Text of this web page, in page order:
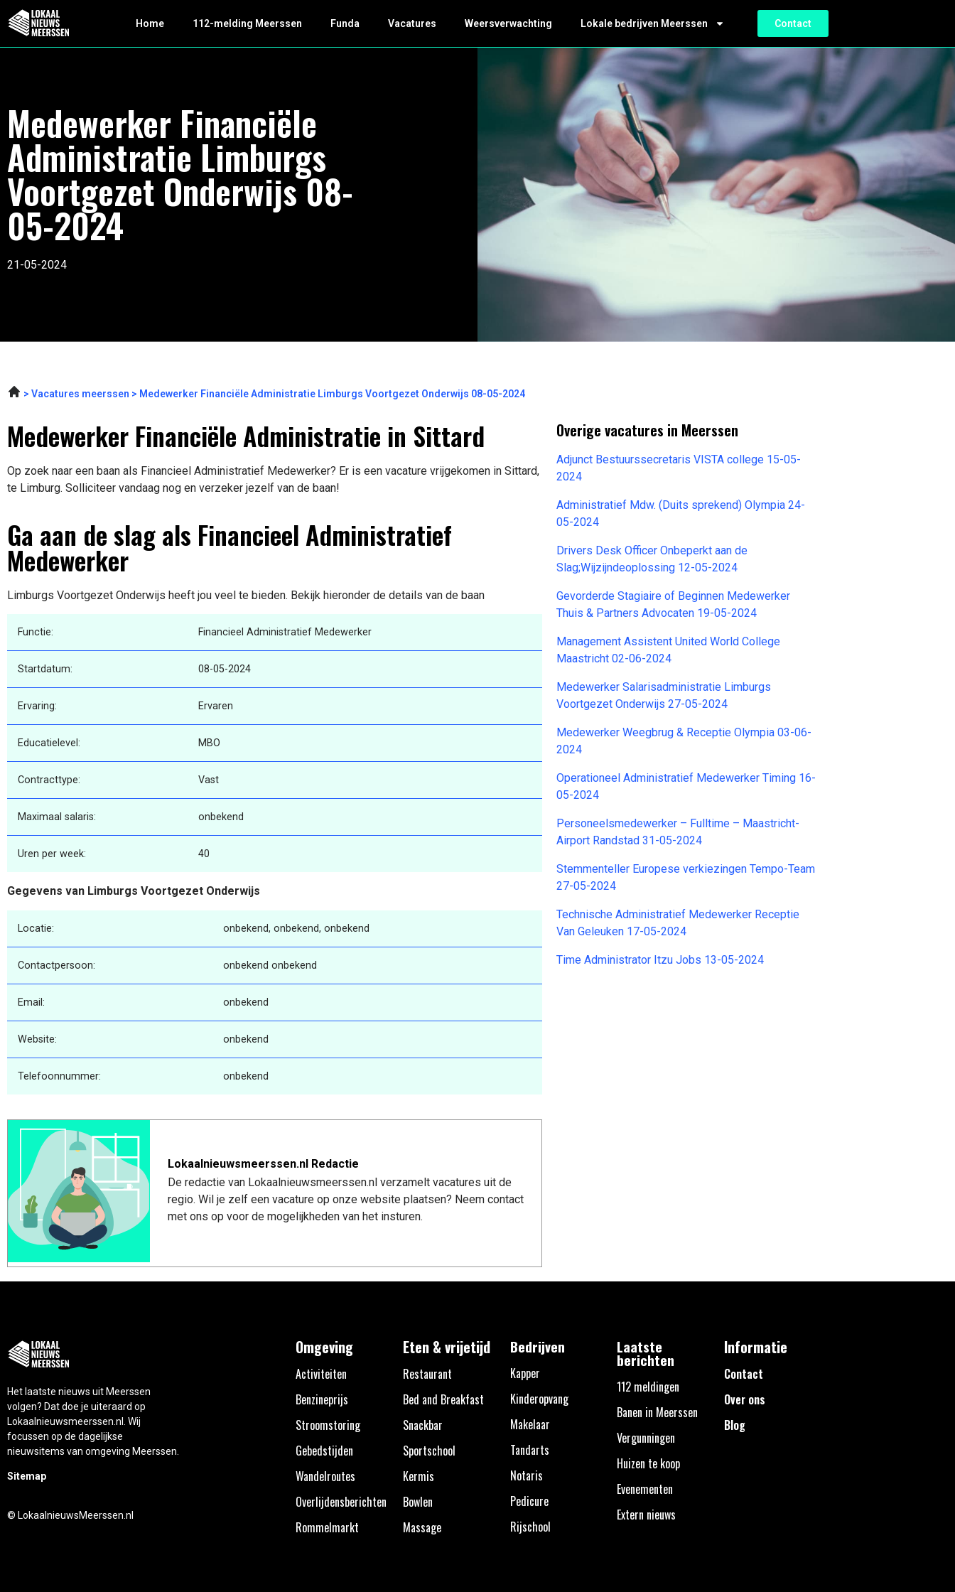
Home 112-melding Meerssen Funda Vacatures Weersverwachting Lokale bedrijven Meerssen Contact
Medewerker Financiële
Administratie Limburgs
Voortgezet Onderwijs 08-
05-2024
21-05-2024
Vacatures meerssen Medewerker Financiële Administratie Limburgs Voortgezet Onderwijs 08-05-2024
Medewerker Financiële Administratie in Sittard
Op zoek naar een baan als Financieel Administratief Medewerker? Er is een vacature vrijgekomen in Sittard,
te Limburg. Solliciteer vandaag nog en verzeker jezelf van de baan!
Ga aan de slag als Financieel Administratief
Medewerker
Limburgs Voortgezet Onderwijs heeft jou veel te bieden. Bekijk hieronder de details van de baan
Functie: Financieel Administratief Medewerker
Startdatum: 08-05-2024
Ervaring: Ervaren
Educatielevel: MBO
Contracttype: Vast
Maximaal salaris: onbekend
Uren per week: 40
Gegevens van Limburgs Voortgezet Onderwijs
Locatie: onbekend, onbekend, onbekend
Contactpersoon: onbekend onbekend
Email: onbekend
Website: onbekend
Telefoonnummer: onbekend
Lokaalnieuwsmeerssen.nl Redactie
De redactie van Lokaalnieuwsmeerssen.nl verzamelt vacatures uit de
regio. Wil je zelf een vacature op onze website plaatsen? Neem contact
met ons op voor de mogelijkheden van het insturen.
Overige vacatures in Meerssen
Adjunct Bestuurssecretaris VISTA college 15-05-
2024
Administratief Mdw. (Duits sprekend) Olympia 24-
05-2024
Drivers Desk Officer Onbeperkt aan de
Slag;Wijzijndeoplossing 12-05-2024
Gevorderde Stagiaire of Beginnen Medewerker
Thuis & Partners Advocaten 19-05-2024
Management Assistent United World College
Maastricht 02-06-2024
Medewerker Salarisadministratie Limburgs
Voortgezet Onderwijs 27-05-2024
Medewerker Weegbrug & Receptie Olympia 03-06-
2024
Operationeel Administratief Medewerker Timing 16-
05-2024
Personeelsmedewerker – Fulltime – Maastricht-
Airport Randstad 31-05-2024
Stemmenteller Europese verkiezingen Tempo-Team
27-05-2024
Technische Administratief Medewerker Receptie
Van Geleuken 17-05-2024
Time Administrator Itzu Jobs 13-05-2024
Het laatste nieuws uit Meerssen
volgen? Dat doe je uiteraard op
Lokaalnieuwsmeerssen.nl. Wij
focussen op de dagelijkse
nieuwsitems van omgeving Meerssen.
Sitemap
© LokaalnieuwsMeerssen.nl
Omgeving
Activiteiten
Benzineprijs
Stroomstoring
Gebedstijden
Wandelroutes
Overlijdensberichten
Rommelmarkt
Eten & vrijetijd
Restaurant
Bed and Breakfast
Snackbar
Sportschool
Kermis
Bowlen
Massage
Bedrijven
Kapper
Kinderopvang
Makelaar
Tandarts
Notaris
Pedicure
Rijschool
Laatste
berichten
112 meldingen
Banen in Meerssen
Vergunningen
Huizen te koop
Evenementen
Extern nieuws
Informatie
Contact
Over ons
Blog